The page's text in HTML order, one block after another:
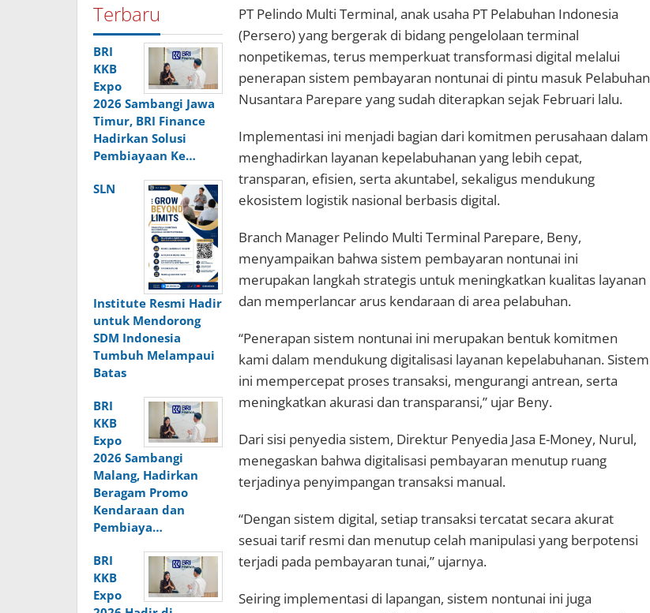
Terbaru
BRI
KKB
Expo
2026 Sambangi Jawa
Timur, BRI Finance
Hadirkan Solusi
Pembiayaan Ke…
SLN
Institute Resmi Hadir
untuk Mendorong
SDM Indonesia
Tumbuh Melampaui
Batas
BRI
KKB
Expo
2026 Sambangi
Malang, Hadirkan
Beragam Promo
Kendaraan dan
Pembiaya…
BRI
KKB
Expo
PT Pelindo Multi Terminal, anak usaha PT Pelabuhan Indonesia
(Persero) yang bergerak di bidang pengelolaan terminal
nonpetikemas, terus memperkuat transformasi digital melalui
penerapan sistem pembayaran nontunai di pintu masuk Pelabuhan
Nusantara Parepare yang sudah diterapkan sejak Februari lalu.
Implementasi ini menjadi bagian dari komitmen perusahaan dalam
menghadirkan layanan kepelabuhanan yang lebih cepat,
transparan, efisien, serta akuntabel, sekaligus mendukung
ekosistem logistik nasional berbasis digital.
Branch Manager Pelindo Multi Terminal Parepare, Beny,
menyampaikan bahwa sistem pembayaran nontunai ini
merupakan langkah strategis untuk meningkatkan kualitas layanan
dan memperlancar arus kendaraan di area pelabuhan.
“Penerapan sistem nontunai ini merupakan bentuk komitmen
kami dalam mendukung digitalisasi layanan kepelabuhanan. Sistem
ini mempercepat proses transaksi, mengurangi antrean, serta
meningkatkan akurasi dan transparansi,” ujar Beny.
Dari sisi penyedia sistem, Direktur Penyedia Jasa E-Money, Nurul,
menegaskan bahwa digitalisasi pembayaran menutup ruang
terjadinya penyimpangan transaksi manual.
“Dengan sistem digital, setiap transaksi tercatat secara akurat
sesuai tarif resmi dan menutup celah manipulasi yang berpotensi
terjadi pada pembayaran tunai,” ujarnya.
Seiring implementasi di lapangan, sistem nontunai ini juga